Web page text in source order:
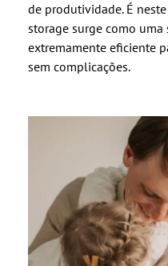
de produtividade. É
storage surge como
extremamente eficiente
sem complicações.